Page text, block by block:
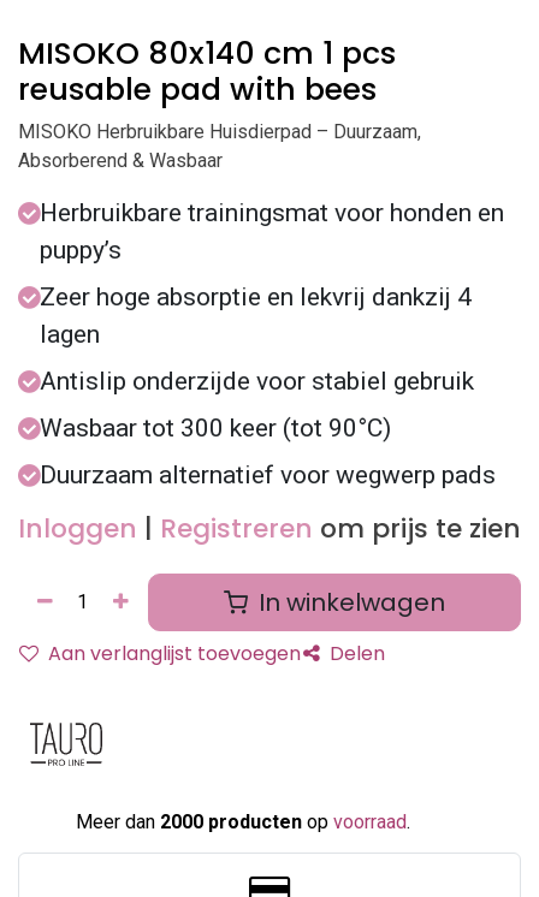
MISOKO 80x140 cm 1 pcs
reusable pad with bees
MISOKO Herbruikbare Huisdierpad – Duurzaam,
Absorberend & Wasbaar
Herbruikbare trainingsmat voor honden en
puppy’s
Zeer hoge absorptie en lekvrij dankzij 4
lagen
Antislip onderzijde voor stabiel gebruik
Wasbaar tot 300 keer (tot 90°C)
Duurzaam alternatief voor wegwerp pads
Inloggen | Registreren om prijs te zien
In winkelwagen
Aan verlanglijst toevoegen Delen
Meer dan 2000 producten op voorraad.​